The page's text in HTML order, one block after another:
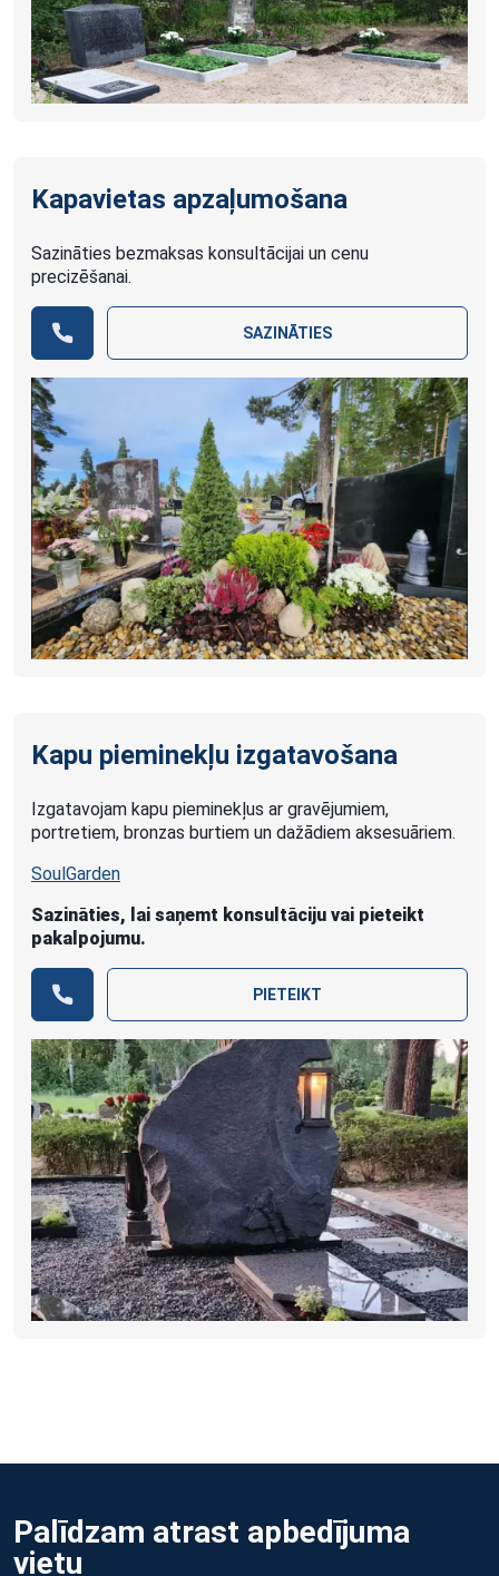
Kapavietas apzaļumošana
Sazināties bezmaksas konsultācijai un cenu
precizēšanai.
SAZINĀTIES
Kapu pieminekļu izgatavošana
Izgatavojam kapu pieminekļus ar gravējumiem,
portretiem, bronzas burtiem un dažādiem aksesuāriem.
SoulGarden
Sazināties, lai saņemt konsultāciju vai pieteikt
pakalpojumu.
PIETEIKT
Palīdzam atrast apbedījuma
vietu